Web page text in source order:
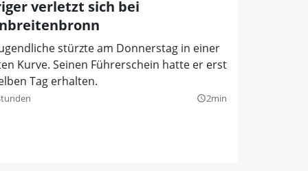
verletzt sich bei
stürzte am Donnerstag in einer
Kurve. Seinen Führerschein hatte er erst
Tag erhalten.
query_builder2min